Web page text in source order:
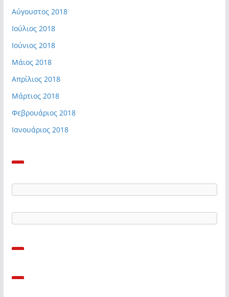
Αύγουστος 2018
Ιούλιος 2018
Ιούνιος 2018
Μάιος 2018
Απρίλιος 2018
Μάρτιος 2018
Φεβρουάριος 2018
Ιανουάριος 2018